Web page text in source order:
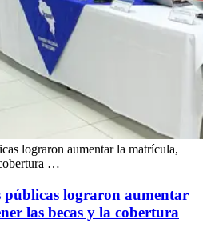
lograron aumentar la matrícula,
…
públicas lograron aumentar
las becas y la cobertura